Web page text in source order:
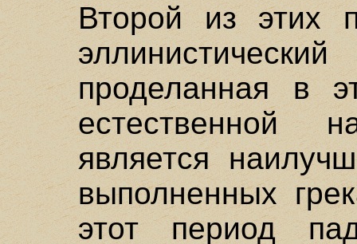
Второй из этих
проделанная в
естественной
является
выполненных
этот период